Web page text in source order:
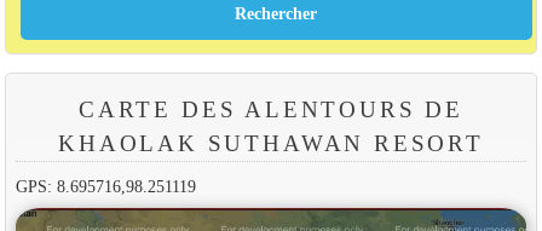
CARTE DES ALENTOURS DE
KHAOLAK SUTHAWAN RESORT
GPS: 8.695716,98.251119